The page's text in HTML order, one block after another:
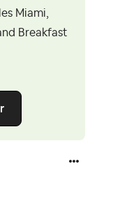
Miami,
Breakfast